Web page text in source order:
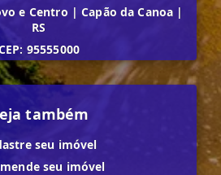
e Centro | Capão da Canoa |
RS
95555000
também
seu imóvel
seu imóvel